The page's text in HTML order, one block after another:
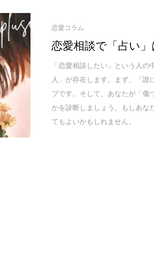
恋愛コラム
恋愛相談で「占い
「恋愛相談したい」という人
人」が存在します。まず、「誰
プです。そして、あなたが「傷
かを診断しましょう。もしあな
てもよいかもしれません。